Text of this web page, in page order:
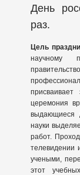
День
раз.
Цель
научному
церемония
выдающиеся
науки
работ.
телевидении
учеными,
этот